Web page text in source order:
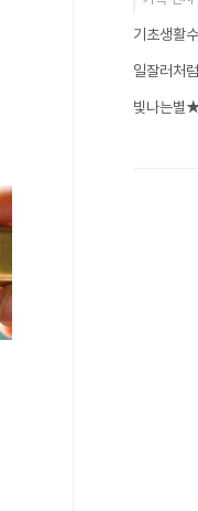
기초생활
일잘러처
빛나는별